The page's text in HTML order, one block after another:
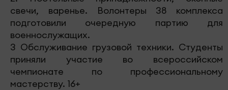
свечи, варенье. Волонтеры 38 комплекса
подготовили очередную партию для
военнослужащих.
3 Обслуживание грузовой техники. Студенты
приняли участие во всероссийском
чемпионате по профессиональному
мастерству. 16+